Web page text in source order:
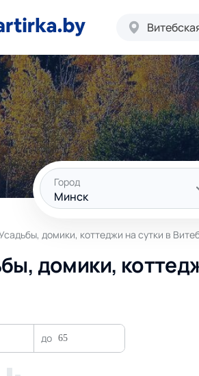
Город
Минск
домики, коттеджи на сутки в
домики,